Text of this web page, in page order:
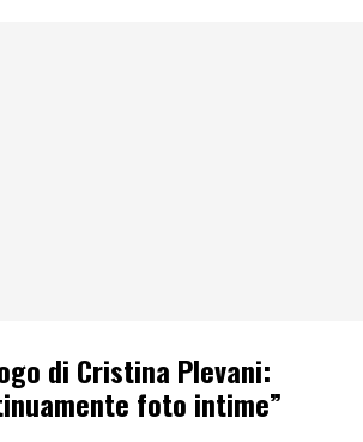
di Cristina Plevani:
foto intime”